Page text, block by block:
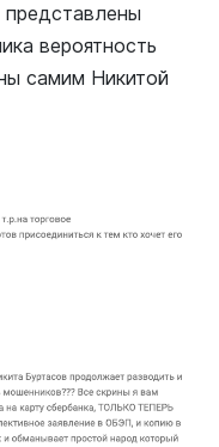
вероятность
самим Никитой